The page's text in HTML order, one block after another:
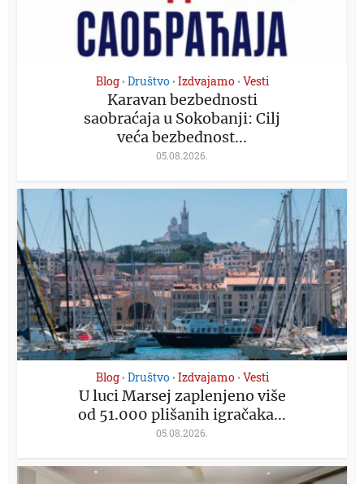
Blog • Društvo • Izdvajamo • Vesti
Karavan bezbednosti
saobraćaja u Sokobanji: Cilj
veća bezbednost...
05.08.2026.
Blog • Društvo • Izdvajamo • Vesti
U luci Marsej zaplenjeno više
od 51.000 plišanih igračaka...
05.08.2026.